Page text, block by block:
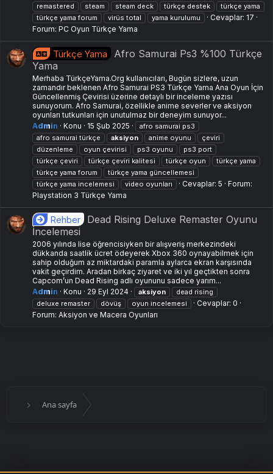
remastered
steam steam deck türkçe destek
türkçe yama
türkçe yama forum
virüs total yama kurulumu
Cevaplar: 17
Forum: PC Oyun Türkçe Yama
Türkçe Yama
Afro Samurai Ps3 %100 Türkçe
Yama
Merhaba TürkçeYama.Org kullanıcıları, Bugün sizlere, uzun
zamandır beklenen Afro Samurai PS3 Türkçe Yama Ana Oyun İçin
Güncellenmiş Çevirisi üzerine detaylı bir inceleme yazısı
sunuyorum. Afro Samurai, özellikle anime severler ve aksiyon
oyunları tutkunları için unutulmaz bir deneyim sunuyor...
Admin
Konu 15 Şub 2025
afro samurai ps3
afro samurai türkçe
aksiyon anime oyunu
çeviri
düzenleme
oyun çevirisi ps3 oyunu
ps3 port
türkçe çeviri
türkçe çeviri kalitesi türkçe oyun
türkçe yama
türkçe yama forum
türkçe yama güncellemesi
türkçe yama incelemesi
video oyunları Cevaplar: 5
Forum:
Playstation 3 Türkçe Yama
Rehber
Dead Rising Deluxe Remaster Oyunu
İncelemesi
2006 yılında lise öğrencisiyken bir alışveriş merkezindeki
dükkanda saatlik ücret ödeyerek Xbox 360 oynayabilmek için
sahip olduğum az miktardaki paramla aylarca ekran karşısında
vakit geçirdim. Aradan birkaç ziyaret ve iki yıl geçtikten sonra
Capcom’un Dead Rising adlı oyununu sadece yarım...
Admin
Konu 29 Eyl 2024 aksiyon
dead rising
deluxe remaster
dövüş oyun i̇ncelemesi
Cevaplar: 0
Forum: Aksiyon ve Macera Oyunları
Ana sayfa